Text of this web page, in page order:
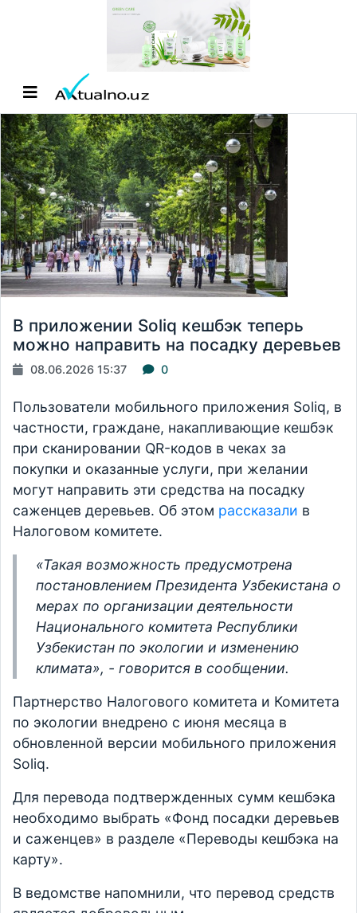
В приложении Soliq кешбэк теперь
можно направить на посадку деревьев
08.06.2026 15:37 0
Пользователи мобильного приложения Soliq, в
частности, граждане, накапливающие кешбэк
при сканировании QR-кодов в чеках за
покупки и оказанные услуги, при желании
могут направить эти средства на посадку
саженцев деревьев. Об этом рассказали в
Налоговом комитете.
«Такая возможность предусмотрена
постановлением Президента Узбекистана о
мерах по организации деятельности
Национального комитета Республики
Узбекистан по экологии и изменению
климата», - говорится в сообщении.
Партнерство Налогового комитета и Комитета
по экологии внедрено с июня месяца в
обновленной версии мобильного приложения
Soliq.
Для перевода подтвержденных сумм кешбэка
необходимо выбрать «Фонд посадки деревьев
и саженцев» в разделе «Переводы кешбэка на
карту».
В ведомстве напомнили, что перевод средств